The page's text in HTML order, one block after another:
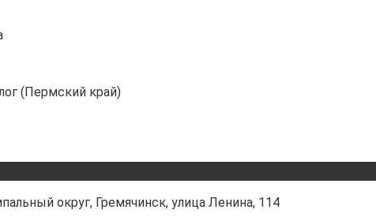
(Пермский край)
округ, Гремячинск, улица Ленина, 114